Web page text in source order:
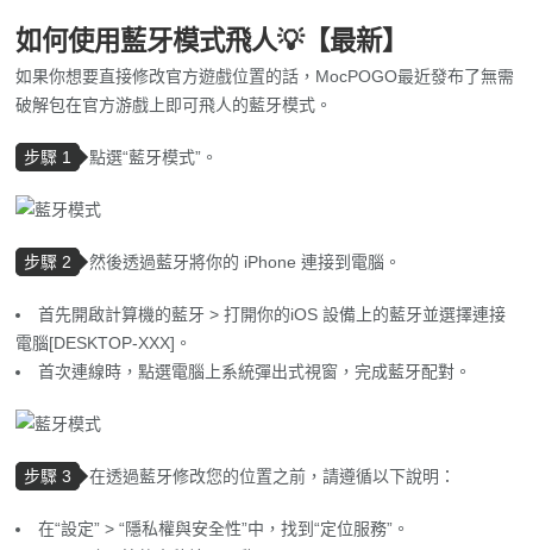
破解包在官方游戲上即可飛人的藍牙模式。
步驟 1 點選“藍牙模式”。
步驟 2 然後透過藍牙將你的 iPhone 連接到電腦。
首先開啟計算機的藍牙 > 打開你的iOS 設備上的藍牙並選擇連接
首次連線時，點選電腦上系統彈出式視窗，完成藍牙配對。
步驟 3 在透過藍牙修改您的位置之前，請遵循以下說明：
在“設定” > “隱私權與安全性”中，找到“定位服務”。
關閉Wi-Fi和蜂窩網絡，等待十秒鐘然後重新開啟。